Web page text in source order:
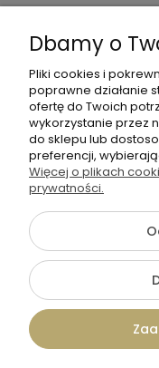
©2026 Wszelkie
Kreatywna
Dbamy o
Pliki cookies i
poprawne działanie
ofertę do Twoich
wykorzystanie przez
do sklepu lub
preferencji,
Więcej o plikach
prywatności.